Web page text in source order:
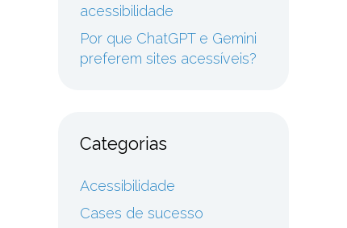
acessibilidade
Por que ChatGPT e Gemini
preferem sites acessíveis?
Categorias
Acessibilidade
Cases de sucesso